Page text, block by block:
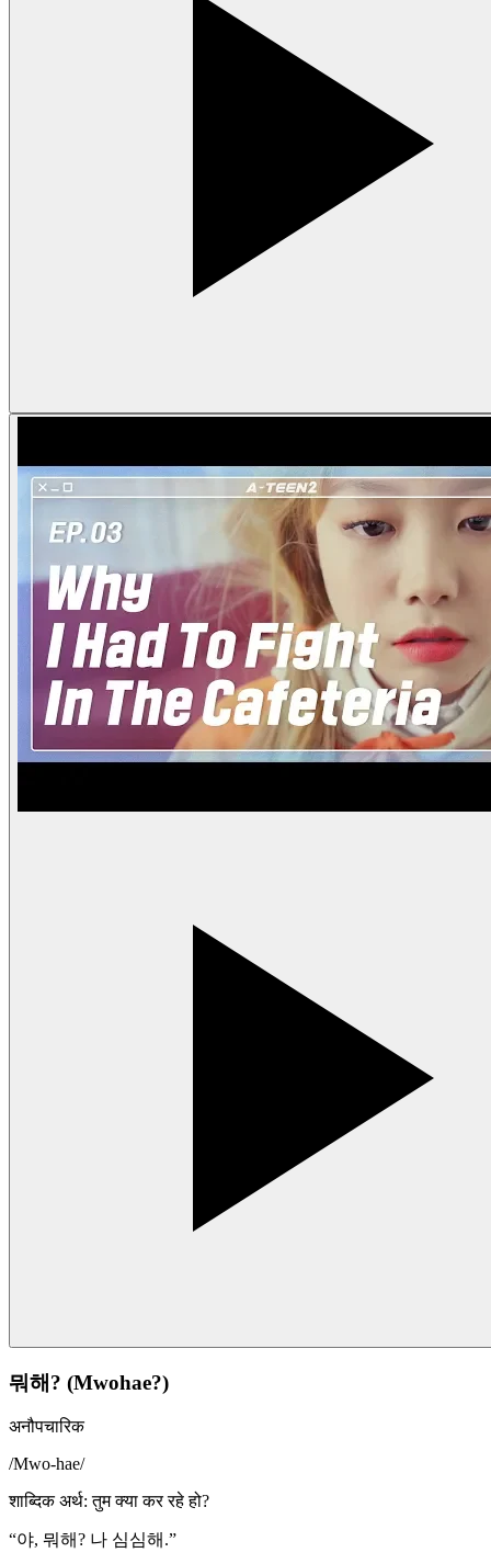
뭐해? (Mwohae?)
अनौपचारिक
/Mwo-hae/
शाब्दिक अर्थ: तुम क्या कर रहे हो?
“야, 뭐해? 나 심심해.”